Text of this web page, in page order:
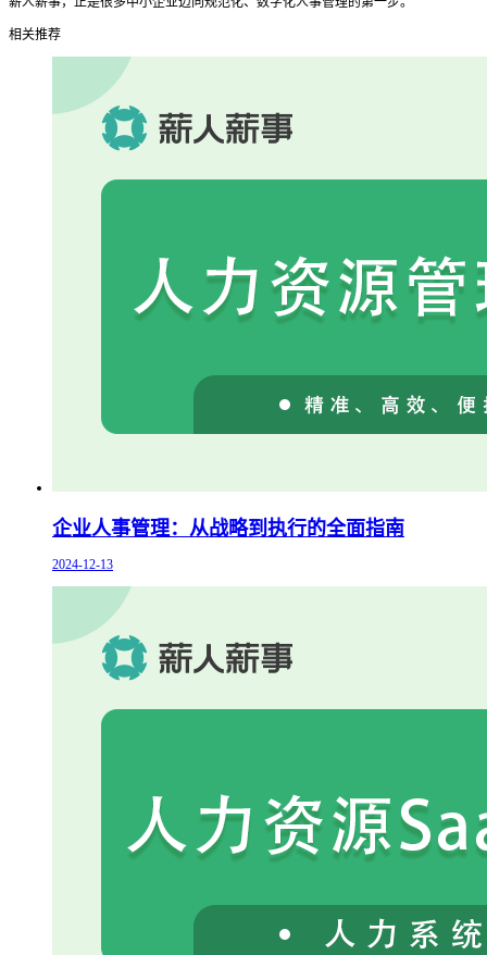
相关推荐
企业人事管理：从战略到执行的全面指南
2024-12-13